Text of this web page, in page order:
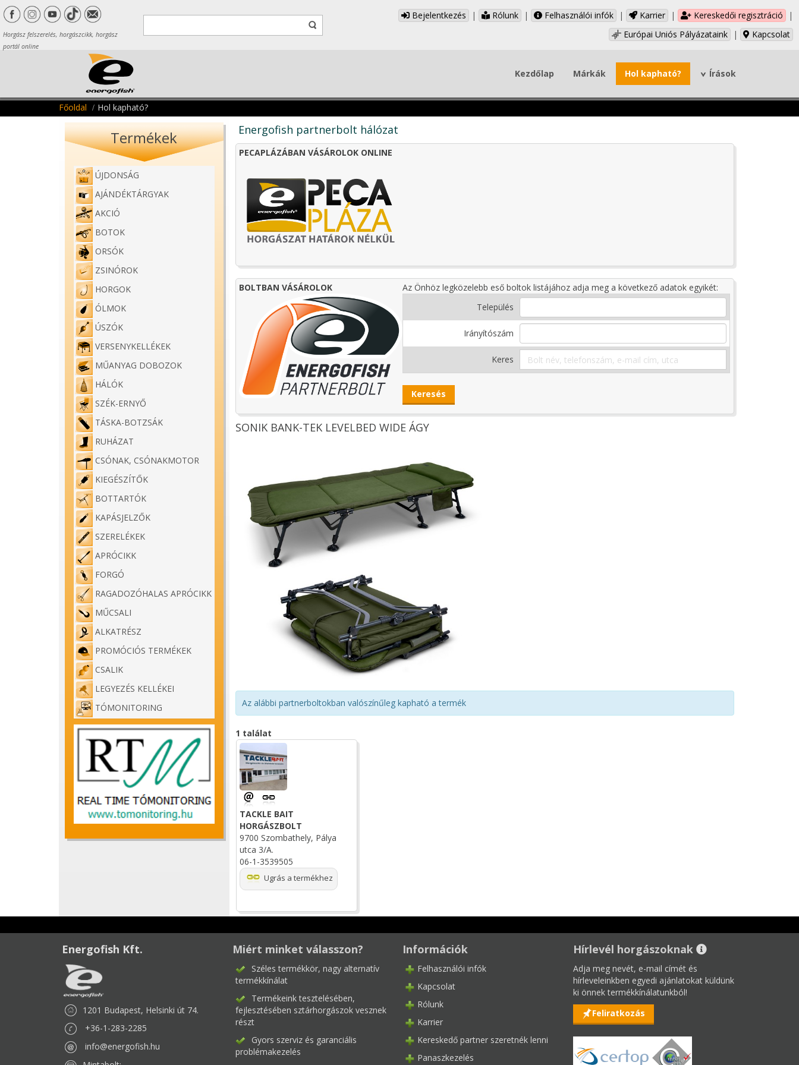
Horgász felszerelés, horgászcikk, horgász
portál online
Bejelentkezés | Rólunk | Felhasználói infók | Karrier | Kereskedői regisztráció
|
Európai Uniós Pályázataink
| Kapcsolat
Kezdőlap Márkák Hol kapható? Írások
Főoldal Hol kapható?
Termékek
ÚJDONSÁG
AJÁNDÉKTÁRGYAK
AKCIÓ
BOTOK
ORSÓK
ZSINÓROK
HORGOK
ÓLMOK
ÚSZÓK
VERSENYKELLÉKEK
MŰANYAG DOBOZOK
HÁLÓK
SZÉK-ERNYŐ
TÁSKA-BOTZSÁK
RUHÁZAT
CSÓNAK, CSÓNAKMOTOR
KIEGÉSZÍTŐK
BOTTARTÓK
KAPÁSJELZŐK
SZERELÉKEK
APRÓCIKK
FORGÓ
RAGADOZÓHALAS APRÓCIKK
MŰCSALI
ALKATRÉSZ
PROMÓCIÓS TERMÉKEK
CSALIK
LEGYEZÉS KELLÉKEI
TÓMONITORING
Energofish partnerbolt hálózat
PECAPLÁZÁBAN VÁSÁROLOK ONLINE
BOLTBAN VÁSÁROLOK
Az Önhöz legközelebb eső boltok listájához adja meg a következő adatok egyikét:
Település
Irányítószám
Keres
SONIK BANK-TEK LEVELBED WIDE ÁGY
Az alábbi partnerboltokban valószínűleg kapható a termék
1 találat
TACKLE BAIT
HORGÁSZBOLT
9700 Szombathely, Pálya
utca 3/A.
06-1-3539505
Ugrás a termékhez
Energofish Kft.
1201 Budapest, Helsinki út 74.
+36-1-283-2285
info@energofish.hu
Miért minket válasszon?
Széles termékkör, nagy alternatív
termékkínálat
Termékeink tesztelésében,
fejlesztésében sztárhorgászok vesznek
részt
Gyors szerviz és garanciális
problémakezelés
Információk
Felhasználói infók
Kapcsolat
Rólunk
Karrier
Kereskedő partner szeretnék lenni
Panaszkezelés
Hírlevél horgászoknak
Adja meg nevét, e-mail címét és
hírleveleinkben egyedi ajánlatokat küldünk
ki önnek termékkínálatunkból!
Feliratkozás